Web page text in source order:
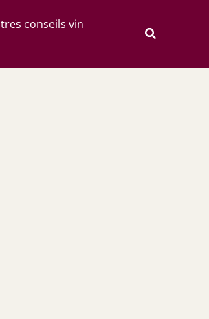
conseils vin
Rechercher